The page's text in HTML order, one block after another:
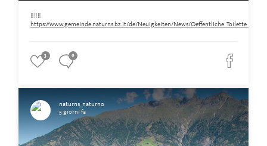
‼️‼️‼️
https://www.gemeinde.naturns.bz.it/de/Neuigkeiten/News/
3 0
naturns_naturno
5 giorni fa